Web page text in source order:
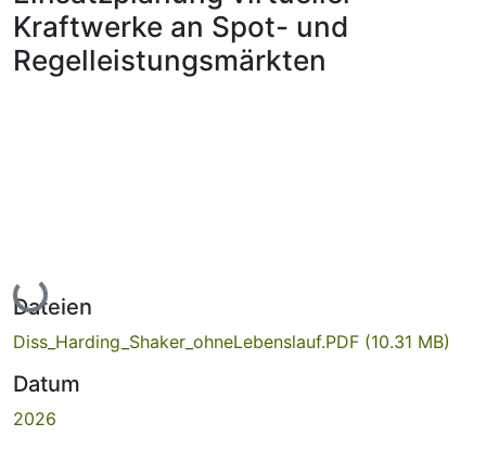
Zurück zur Startseite
Kraftwerke an Spot- und
Regelleistungsmärkten
Lade...
Dateien
Diss_Harding_Shaker_ohneLebenslauf.PDF (10.31 MB)
Datum
2026